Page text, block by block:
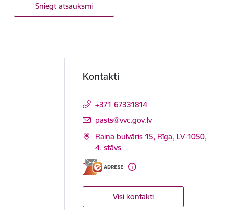
Sniegt atsauksmi
Kontakti
+371 67331814
E-pasts:
pasts@vvc.gov.lv
Raiņa bulvāris 15, Rīga, LV-1050,
4. stāvs
Visi kontakti